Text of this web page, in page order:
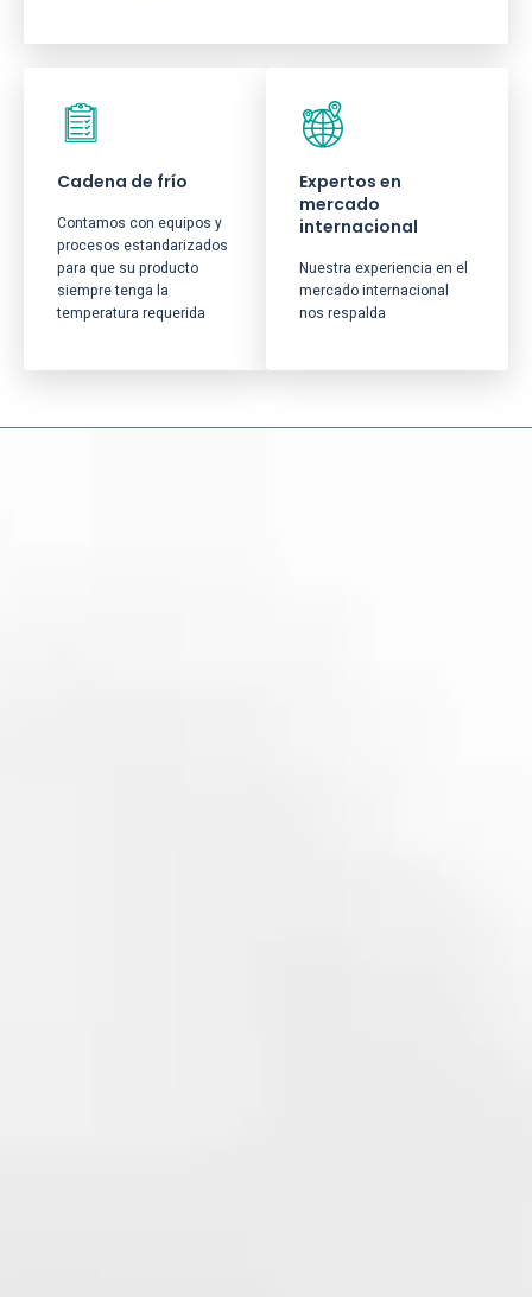
Cadena de frío
Contamos con equipos y
procesos estandarizados
para que su producto
siempre tenga la
temperatura requerida
Expertos en
mercado
internacional
Nuestra experiencia en el
mercado internacional
nos respalda